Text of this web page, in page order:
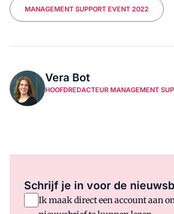
MANAGEMENT SUPPORT EVENT 2022
Vera Bot
HOOFDREDACTEUR MANAGEMENT
Schrijf je in voor de
Ik maak direct een account aan